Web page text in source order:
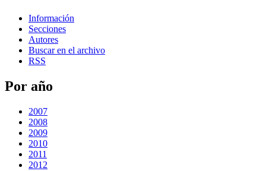
Información
Secciones
Autores
Buscar en el archivo
RSS
Por año
2007
2008
2009
2010
2011
2012